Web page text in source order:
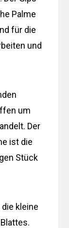
Palme
für die
und
um
Der
ist die
Stück
die kleine